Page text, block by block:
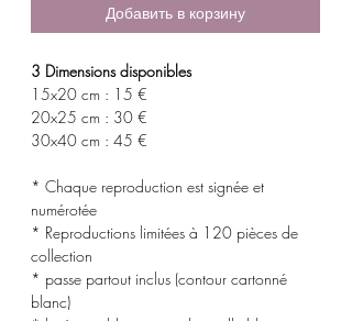
Добавить в корзину
3 Dimensions disponibles
15x20 cm : 15 €
20x25 cm : 30 €
30x40 cm : 45 €
* Chaque reproduction est signée et
numérotée
* Reproductions limitées à 120 pièces de
collection
* passe partout inclus (contour cartonné
blanc)